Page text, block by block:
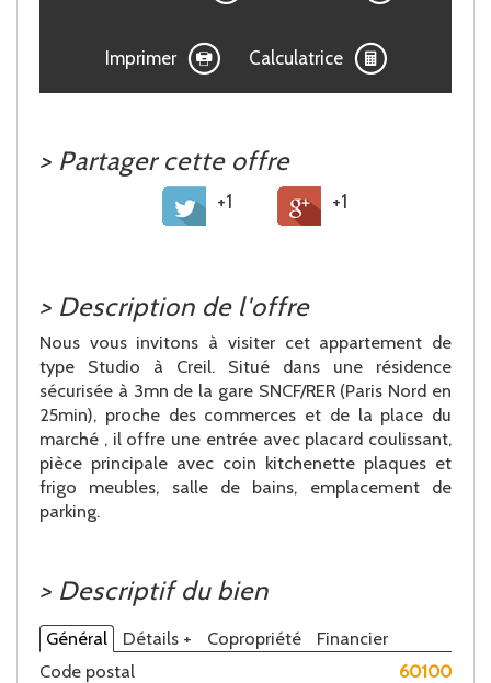
Imprimer Calculatrice
> Partager cette offre
+1 +1
> Description de l'offre
Nous vous invitons à visiter cet appartement de
type Studio à Creil. Situé dans une résidence
sécurisée à 3mn de la gare SNCF/RER (Paris Nord en
25min), proche des commerces et de la place du
marché , il offre une entrée avec placard coulissant,
pièce principale avec coin kitchenette plaques et
frigo meubles, salle de bains, emplacement de
parking.
> Descriptif du bien
Général Détails + Copropriété
Financier
Code postal
60100